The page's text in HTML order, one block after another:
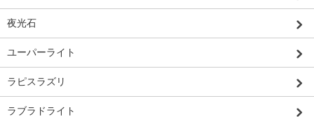
夜光石
ユーパーライト
ラピスラズリ
ラブラドライト